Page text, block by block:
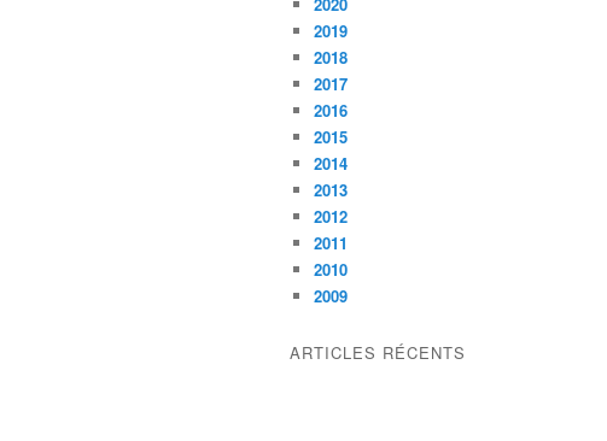
2019
2018
2017
2016
2015
2014
2013
2012
2011
2010
2009
ARTICLES RÉCENTS